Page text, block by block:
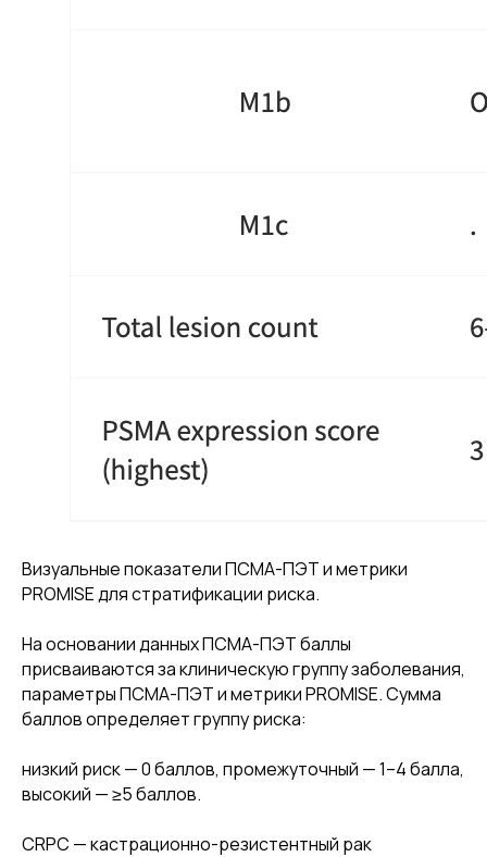
Визуальные показатели ПСМА-ПЭТ и метрики
PROMISE для стратификации риска.
На основании данных ПСМА-ПЭТ баллы
присваиваются за клиническую группу заболевания,
параметры ПСМА-ПЭТ и метрики PROMISE. Сумма
баллов определяет группу риска:
низкий риск — 0 баллов, промежуточный — 1–4 балла,
высокий — ≥5 баллов.
CRPC — кастрационно-резистентный рак